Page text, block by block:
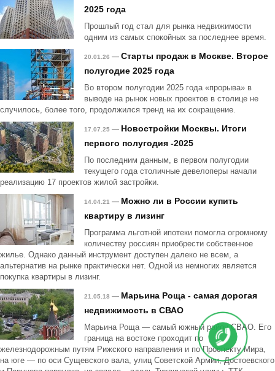
2025 года
Прошлый год стал для рынка недвижимости
одним из самых спокойных за последнее время.
20.01.26 — Старты продаж в Москве. Второе
полугодие 2025 года
Во втором полугодии 2025 года «прорыва» в
выводе на рынок новых проектов в столице не
случилось, более того, продолжился тренд на их сокращение.
17.07.25 — Новостройки Москвы. Итоги
первого полугодия -2025
По последним данным, в первом полугодии
текущего года столичные девелоперы начали
реализацию 17 проектов жилой застройки.
14.04.21 — Можно ли в России купить
квартиру в лизинг
Программа льготной ипотеки помогла огромному
количеству россиян приобрести собственное
жилье. Однако данный инструмент доступен далеко не всем, а
альтернатив на рынке практически нет. Одной из немногих является
покупка квартиры в лизинг.
21.05.18 — Марьина Роща - самая дорогая
недвижимость в СВАО
Марьина Роща — самый южный район СВАО. Его
граница на востоке проходит по
железнодорожным путям Рижского направления и по Проспекту Мира,
на юге — по оси Сущевского вала, улиц Советской Армии, Достоевского